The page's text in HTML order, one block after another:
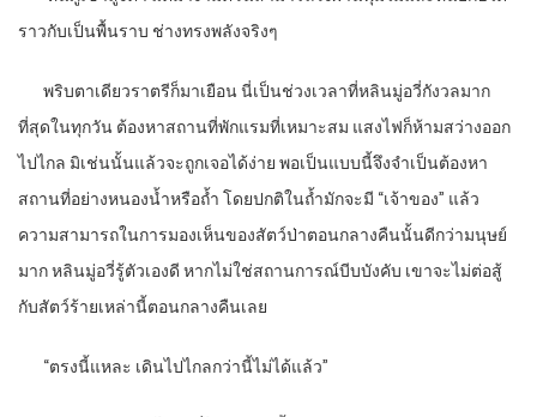
ราวกับเป็นพื้นราบ ช่างทรงพลังจริงๆ
พริบตาเดียวราตรีก็มาเยือน นี่เป็นช่วงเวลาที่หลินมู่อวี่กังวลมาก
ที่สุดในทุกวัน ต้องหาสถานที่พักแรมที่เหมาะสม แสงไฟก็ห้ามสว่างออก
ไปไกล มิเช่นนั้นแล้วจะถูกเจอได้ง่าย พอเป็นแบบนี้จึงจำเป็นต้องหา
สถานที่อย่างหนองน้ำหรือถ้ำ โดยปกติในถ้ำมักจะมี “เจ้าของ” แล้ว
ความสามารถในการมองเห็นของสัตว์ป่าตอนกลางคืนนั้นดีกว่ามนุษย์
มาก หลินมู่อวี่รู้ตัวเองดี หากไม่ใช่สถานการณ์บีบบังคับ เขาจะไม่ต่อสู้
กับสัตว์ร้ายเหล่านี้ตอนกลางคืนเลย
“ตรงนี้แหละ เดินไปไกลกว่านี้ไม่ได้แล้ว”